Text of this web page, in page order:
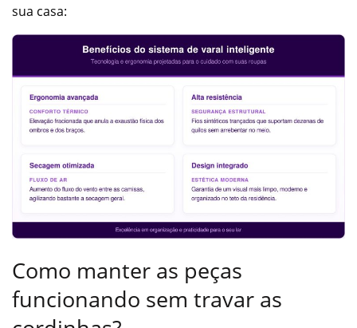
sua casa:
Como manter as peças
funcionando sem travar as